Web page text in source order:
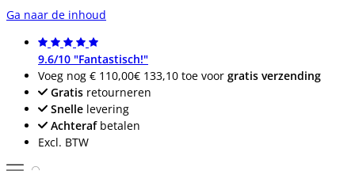
Ga naar de inhoud
9.6/10 "Fantastisch!"
Voeg nog € 110,00€ 133,10 toe voor gratis verzending
Gratis retourneren
Snelle levering
Achterafbetalen
Excl. BTW